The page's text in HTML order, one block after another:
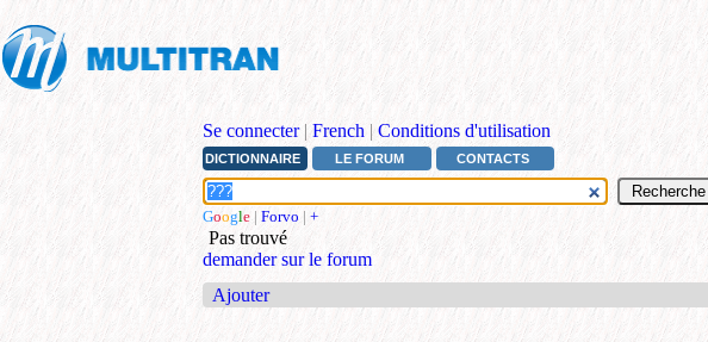
Se connecter | French | Conditions d'utilisation
DICTIONNAIRE LE FORUM CONTACTS
Google | Forvo | +
Pas trouvé
demander sur le forum
Ajouter